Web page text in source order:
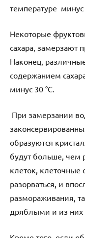
температуре минус
Некоторые
сахара, замерзают
Наконец,
содержанием
минус 30 °С.
При замерзании
образуются
будут больше, чем
клеток, клеточные
разорваться, и
размораживания,
дряблыми и из них